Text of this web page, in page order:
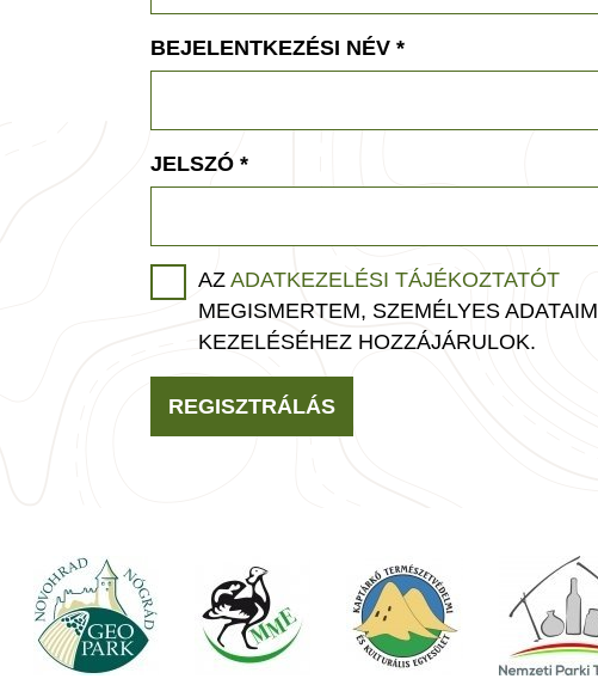
BEJELENTKEZÉSI NÉV *
JELSZÓ *
AZ ADATKEZELÉSI TÁJÉKOZTATÓT
MEGISMERTEM, SZEMÉLYES ADATAIM
KEZELÉSÉHEZ HOZZÁJÁRULOK.
REGISZTRÁLÁS